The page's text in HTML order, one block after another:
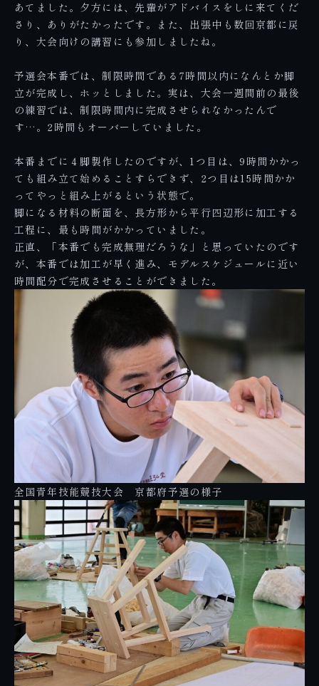
あてました。夕方には、先輩がアドバイスをしに来てくだ
さり、ありがたかったです。また、出張中も数回京都に戻
り、大会向けの講習にも参加しましたね。
予選会本番では、制限時間である7時間以内になんとか脚
立が完成し、ホッとしました。実は、大会一週間前の最後
の練習では、制限時間内に完成させられなかったんで
す…。2時間もオーバーしていました。
本番までに４脚製作したのですが、1つ目は、9時間かかっ
ても組み立て始めることすらできず、2つ目は15時間かか
ってやっと組み上がるという状態で。
脚になる材料の断面を、長方形から平行四辺形に加工する
工程に、最も時間がかかっていました。
正直、「本番でも完成無理だろうな」と思っていたのです
が、本番では加工が早く進み、モデルスケジュールに近い
時間配分で完成させることができました。
全国青年技能競技大会 京都府予選の様子